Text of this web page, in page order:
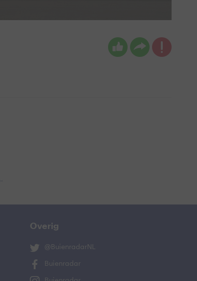
Overig
@BuienradarNL
Buienradar